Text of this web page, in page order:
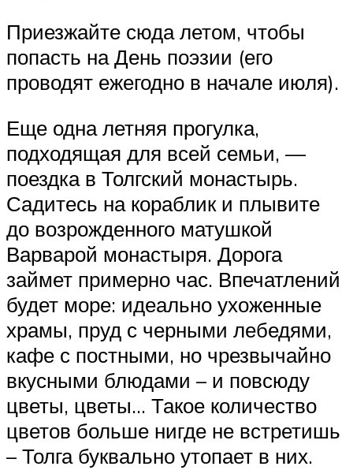
Приезжайте сюда летом, чтобы
попасть на День поэзии (его
проводят ежегодно в начале июля).
Еще одна летняя прогулка,
подходящая для всей семьи, —
поездка в Толгский монастырь.
Садитесь на кораблик и плывите
до возрожденного матушкой
Варварой монастыря. Дорога
займет примерно час. Впечатлений
будет море: идеально ухоженные
храмы, пруд с черными лебедями,
кафе с постными, но чрезвычайно
вкусными блюдами – и повсюду
цветы, цветы… Такое количество
цветов больше нигде не встретишь
– Толга буквально утопает в них.